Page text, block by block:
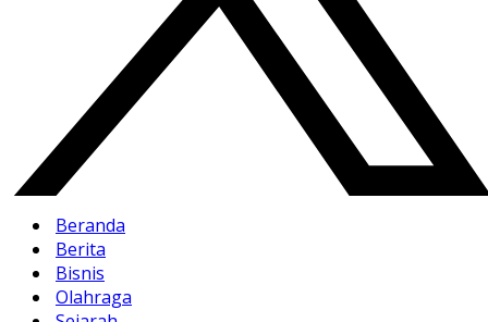
Beranda
Berita
Bisnis
Olahraga